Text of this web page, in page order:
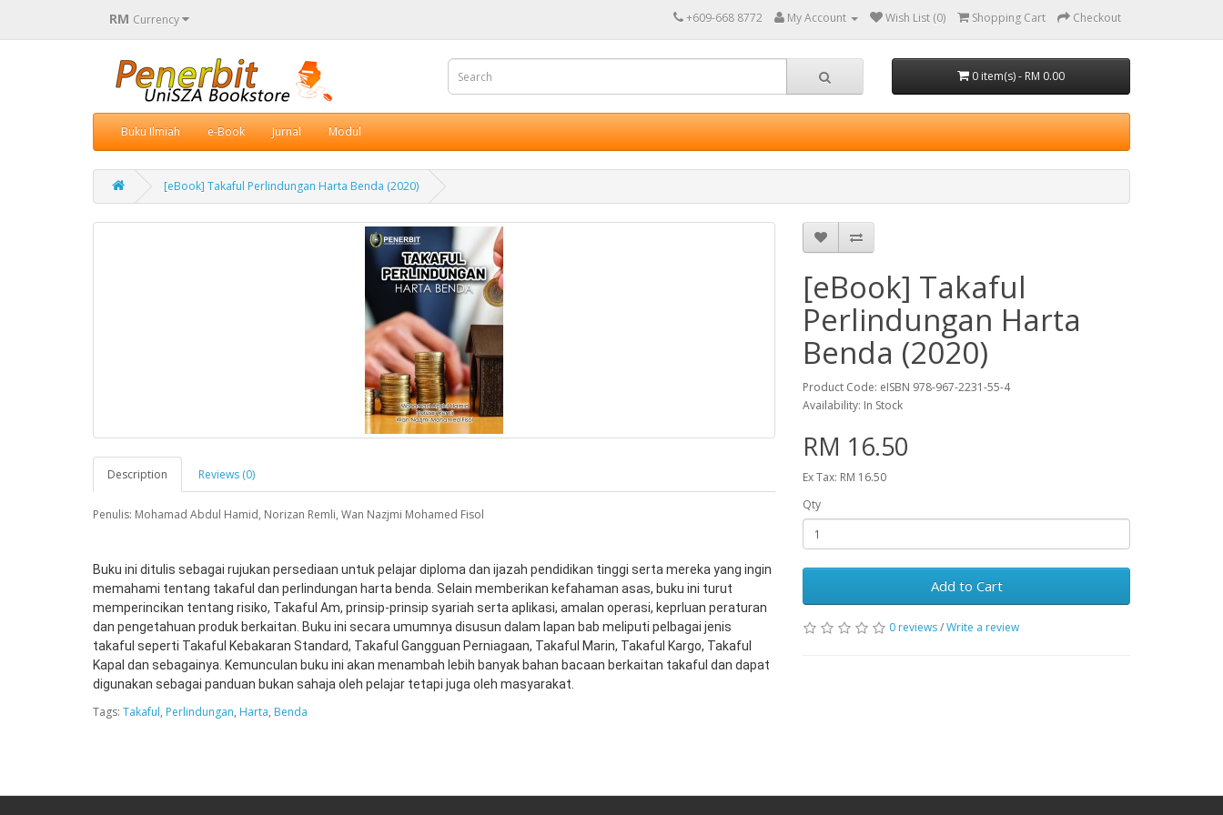
RM Currency +609-668 8772 My Account Wish List (0) Shopping Cart Checkout
0 item(s) - RM 0.00
Buku Ilmiah e-Book Jurnal Modul
[eBook] Takaful Perlindungan Harta Benda (2020)
Description Reviews (0)
Penulis: Mohamad Abdul Hamid, Norizan Remli, Wan Nazjmi Mohamed Fisol
Buku ini ditulis sebagai rujukan persediaan untuk pelajar diploma dan ijazah pendidikan tinggi serta mereka yang ingin
memahami tentang takaful dan perlindungan harta benda. Selain memberikan kefahaman asas, buku ini turut
memperincikan tentang risiko, Takaful Am, prinsip-prinsip syariah serta aplikasi, amalan operasi, keprluan peraturan
dan pengetahuan produk berkaitan. Buku ini secara umumnya disusun dalam lapan bab meliputi pelbagai jenis
takaful seperti Takaful Kebakaran Standard, Takaful Gangguan Perniagaan, Takaful Marin, Takaful Kargo, Takaful
Kapal dan sebagainya. Kemunculan buku ini akan menambah lebih banyak bahan bacaan berkaitan takaful dan dapat
digunakan sebagai panduan bukan sahaja oleh pelajar tetapi juga oleh masyarakat.
[eBook] Takaful
Perlindungan Harta
Benda (2020)
Product Code: eISBN 978-967-2231-55-4
Availability: In Stock
RM 16.50
Ex Tax: RM 16.50
Qty
Add to Cart
0 reviews/Write a review
Tags: Takaful, Perlindungan, Harta, Benda